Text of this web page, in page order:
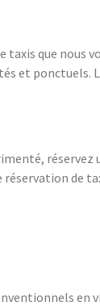
taxis que nous
et ponctuels.
réservez
réservation de
en